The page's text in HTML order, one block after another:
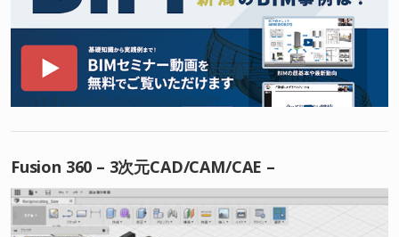
Fusion 360 – 3次元CAD/CAM/CAE –